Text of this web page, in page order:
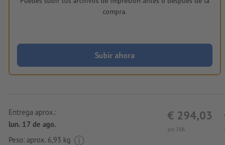
compra.
Subir ahora
sin IVA
€ 294,03
Entrega aprox.:
lun. 17 de ago.
Peso: aprox. 6,93 kg